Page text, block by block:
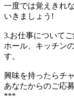
一度では覚えきれ
いきましょう!
3.お仕事について
ホール、キッチン
す。
興味を持ったらチ
あなたからのご応
***